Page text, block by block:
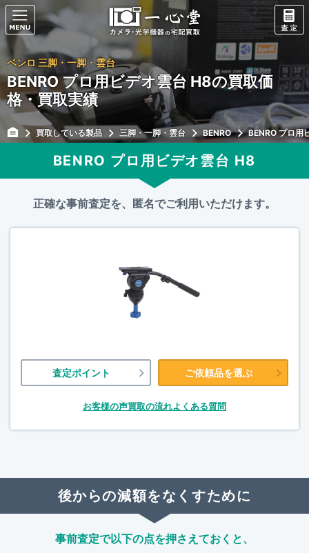
ベンロ 三脚・一脚・雲台
BENRO プロ用ビデオ雲台 H8の買取価
格・買取実績
買取している製品 三脚・一脚・雲台 BENRO BENRO プロ用
BENRO プロ用ビデオ雲台 H8
正確な事前査定を、匿名でご利用いただけます。
査定ポイント ご依頼品を選ぶ
お客様の声買取の流れよくある質問
後からの減額をなくすために
事前査定で以下の点を押さえておくと、